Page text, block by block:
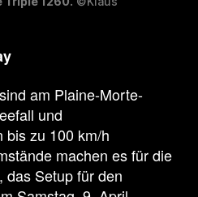
am Plaine-Morte-
und
bis zu 100 km/h
machen es für die
das Setup für den